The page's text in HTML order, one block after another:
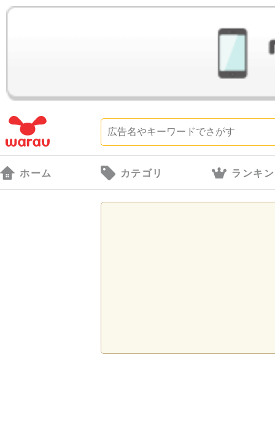
ホーム カテゴリ ランキ